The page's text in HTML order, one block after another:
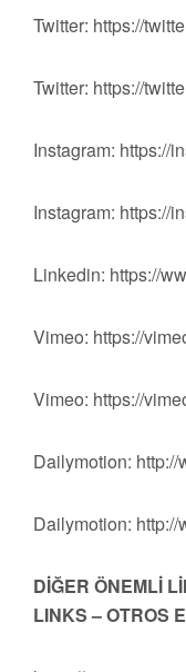
Twitter: https://
Twitter: https://
Instagram: https://
Instagram: https://
Linkedin: https://
Vimeo: https://
Vimeo: https://
Dailymotion:
Dailymotion:
DİĞER ÖNEMLİ
LINKS – OTROS